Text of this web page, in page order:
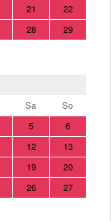
21
22
28
29
Sa
So
5
6
12
13
19
20
26
27